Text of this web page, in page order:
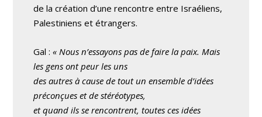
de la création d’une rencontre entre Israéliens,
Palestiniens et étrangers.
Gal : « Nous n’essayons pas de faire la paix. Mais
les gens ont peur les uns
des autres à cause de tout un ensemble d’idées
préconçues et de stéréotypes,
et quand ils se rencontrent, toutes ces idées